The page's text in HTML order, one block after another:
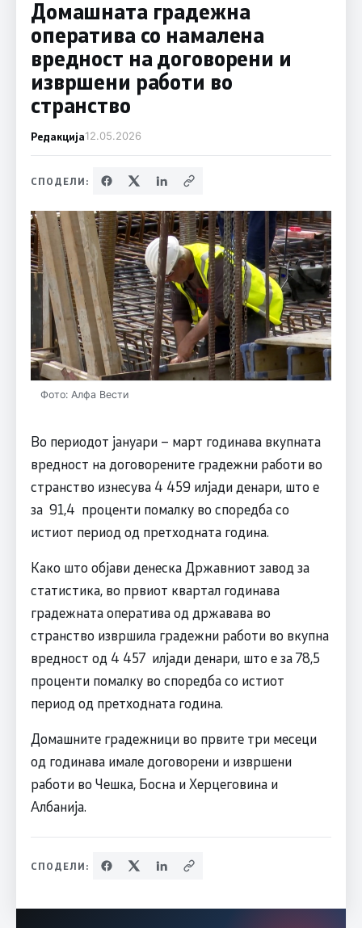
Домашната градежна
оператива со намалена
вредност на договорени и
извршени работи во
странство
Редакција12.05.2026
СПОДЕЛИ:
Фото: Алфа Вести
Во периодот јануари – март годинава вкупната
вредност на договорените градежни работи во
странство изнесува 4 459 илјади денари, што е
за 91,4 проценти помалку во споредба со
истиот период од претходната година.
Како што објави денеска Државниот завод за
статистика, во првиот квартал годинава
градежната оператива од државава во
странство извршила градежни работи во вкупна
вредност од 4 457 илјади денари, што е за 78,5
проценти помалку во споредба со истиот
период од претходната година.
Домашните градежници во првите три месеци
од годинава имале договорени и извршени
работи во Чешка, Босна и Херцеговина и
Албанија.
СПОДЕЛИ: